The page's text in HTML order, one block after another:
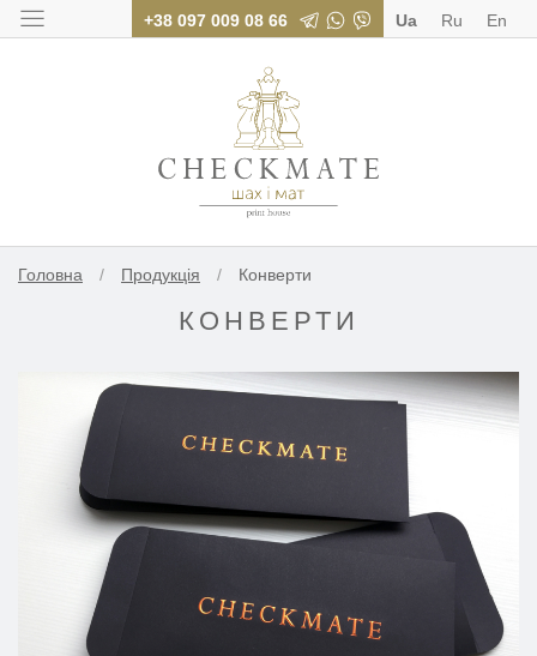
+38 097 009 08 66 Ua Ru En
Головна / Продукція / Конверти
КОНВЕРТИ